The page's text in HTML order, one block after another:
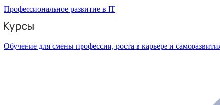
Профессиональное развитие в IT
Обучение для смены профессии, роста в карьере и